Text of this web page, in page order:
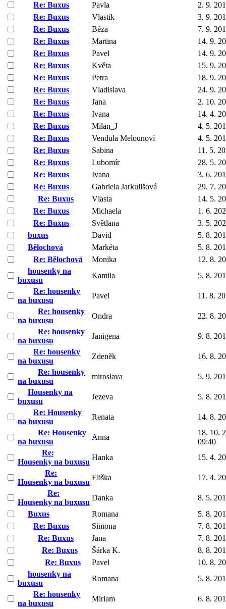
Re: Buxus
Pavla
2. 9.
Re: Buxus
Vlastik
3. 9.
Re: Buxus
Béza
7. 9.
Re: Buxus
Martina
14. 9.
Re: Buxus
Pavel
14. 9.
Re: Buxus
Květa
15. 9.
Re: Buxus
Petra
18. 9.
Re: Buxus
Vladislava
24. 9.
Re: Buxus
Jana
2. 10.
Re: Buxus
Ivana
14. 4.
Re: Buxus
Milan_J
4. 5.
Re: Buxus
Vendula Melounoví
4. 5.
Re: Buxus
Sabina
11. 5.
Re: Buxus
Lubomír
28. 5.
Re: Buxus
Ivana
3. 6.
Re: Buxus
Gabriela Jarkulišová
29. 7.
Re: Buxus
Vlasta
14. 5.
Re: Buxus
Michaela
1. 6.
Re: Buxus
Světlana
3. 5.
buxus
David
5. 8.
Bělochová
Markéta
5. 8.
Re: Bělochová
Monika
12. 8.
housenky na
buxusu
Kamila
5. 8.
Re: housenky
na buxusu
Pavel
11. 8.
Re: housenky
na buxusu
Ondra
22. 8.
Re: housenky
na buxusu
Janigena
9. 8.
Re: housenky
na buxusu
Zdeněk
16. 8.
Re: housenky
na buxusu
miroslava
5. 9.
Housenky na
buxusu
Jezeva
5. 8.
Re: Housenky
na buxusu
Renata
14. 8.
Re: Housenky
na buxusu
Anna
18. 10.
09:40
Re:
Housenky na buxusu
Hanka
15. 4.
Re:
Housenky na buxusu
Eliška
17. 4.
Re:
Housenky na buxusu
Danka
8. 5.
Buxus
Romana
5. 8.
Re: Buxus
Simona
7. 8.
Re: Buxus
Jana
7. 8.
Re: Buxus
Šárka K.
8. 8.
Re: Buxus
Pavel
10. 8.
housenky na
buxusu
Romana
5. 8.
Re: housenky
na buxusu
Miriam
6. 8.